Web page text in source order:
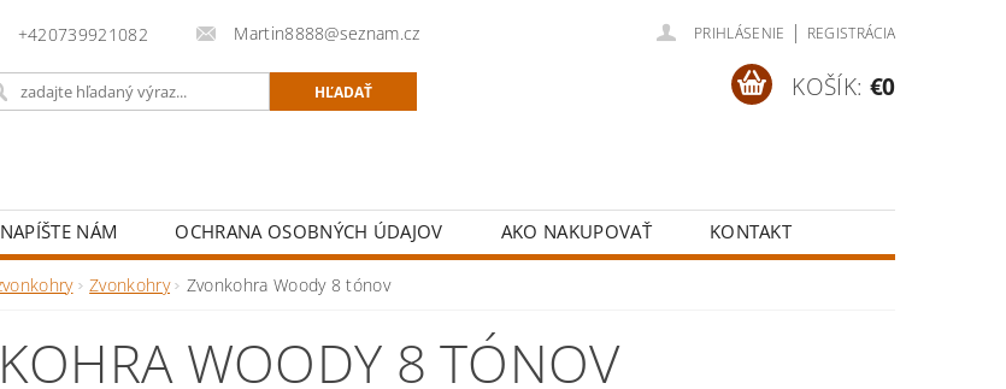
+420739921082 Martin8888@seznam.cz PRIHLÁSENIE | REGISTRÁCIA
KOŠÍK: €0
NAPÍŠTE NÁM OCHRANA OSOBNÝCH ÚDAJOV AKO NAKUPOVAŤ KONTAKT
Zvonkohry Zvonkohra Woody 8 tónov
WOODY 8 TÓNOV